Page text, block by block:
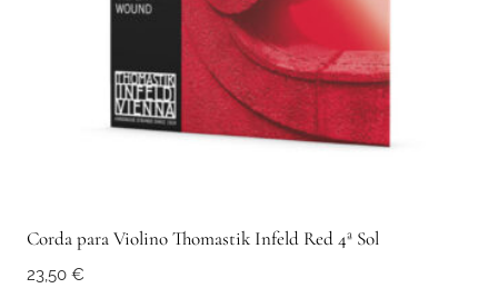
Corda para Violino Thomastik Infeld Red 4ª Sol
23,50 €